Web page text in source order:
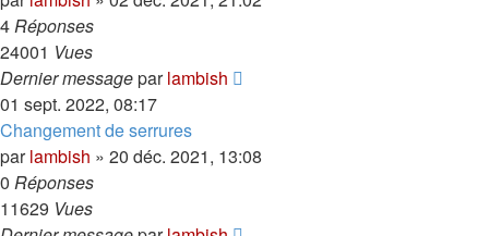
4Réponses
24001 Vues
Dernier messageparlambish
01 sept. 2022, 08:17
Changement de serrures
parlambish » 20 déc. 2021, 13:08
0 Réponses
11629 Vues